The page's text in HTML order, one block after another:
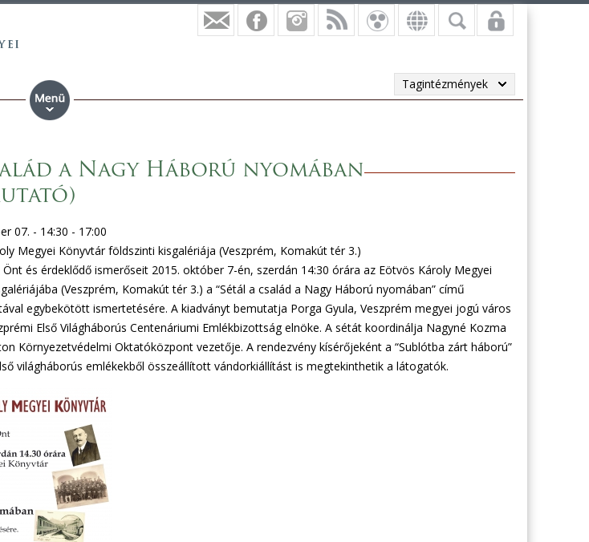
Tagintézmények
a Nagy Háború nyomában
07. - 14:30 - 17:00
Megyei Könyvtár földszinti kisgalériája (Veszprém, Komakút tér 3.)
és érdeklődő ismerőseit 2015. október 7-én, szerdán 14:30 órára az Eötvös Károly Megyei
(Veszprém, Komakút tér 3.) a “Sétál a család a Nagy Háború nyomában” című
egybekötött ismertetésére. A kiadványt bemutatja Porga Gyula, Veszprém megyei jogú város
Első Világháborús Centenáriumi Emlékbizottság elnöke. A sétát koordinálja Nagyné Kozma
Környezetvédelmi Oktatóközpont vezetője. A rendezvény kísérőjeként a “Sublótba zárt háború”
világháborús emlékekből összeállított vándorkiállítást is megtekinthetik a látogatók.